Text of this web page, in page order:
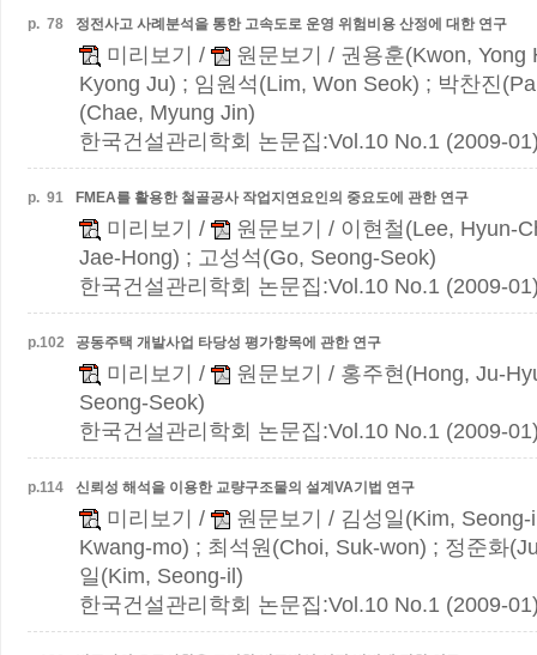
p. 78 정전사고 사례분석을 통한 고속도로 운영 위험비용 산정에 대한 연구
미리보기 / 원문보기
/ 권용훈(Kwon, Yong
Kyong Ju) ; 임원석(Lim, Won Seok) ; 박찬진
(Chae, Myung Jin)
한국건설관리학회 논문집:Vol.10 No.1 (2009-
p. 91 FMEA를 활용한 철골공사 작업지연요인의 중요도에 관한 연구
미리보기 / 원문보기
/ 이현철(Lee, Hyun-
Jae-Hong) ; 고성석(Go, Seong-Seok)
한국건설관리학회 논문집:Vol.10 No.1 (2009-
p.102 공동주택 개발사업 타당성 평가항목에 관한 연구
미리보기 / 원문보기
/ 홍주현(Hong, Ju-
Seong-Seok)
한국건설관리학회 논문집:Vol.10 No.1 (2009-
p.114 신뢰성 해석을 이용한 교량구조물의 설계VA기법 연구
미리보기 / 원문보기
/ 김성일(Kim,
Kwang-mo) ; 최석원(Choi, Suk-won) ; 정준화
일(Kim, Seong-il)
한국건설관리학회 논문집:Vol.10 No.1 (2009-